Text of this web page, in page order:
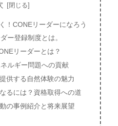
！CONEリーダーになろう
ー登録制度とは。
リーダーとは？
ルギー問題への貢献
供する自然体験の魅力
るには？資格取得への道
の事例紹介と将来展望